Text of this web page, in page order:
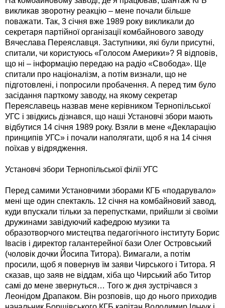
викликав зворотну реакцію – мене почали більше
поважати. Так, 3 січня вже 1989 року викликали до
секретаря партійної організації комбайнового заводу
Вячеслава Переяславця. Заступники, які були присутні,
спитали, чи користуюсь «Голосом Америки»? Я відповів,
що ні – інформацію передаю на радіо «Свобода». Ще
спитали про націоналізм, а потім визнали, що не
підготовлені, і попросили пробачення. А перед тим було
засідання парткому заводу, на якому секретар
Переяславець назвав мене керівником Тернопільської
УГС і звідкись дізнався, що наші Установчі збори мають
відбутися 14 січня 1989 року. Взяли в мене «Декларацію
принципів УГС» і почали наполягати, щоб я на 14 січня
поїхав у відрядження.
Установчі збори Тернопільської філії УГС
Перед самими Установчими зборами КГБ «подарувало»
мені ще один спектакль. 12 січня на комбайновий завод,
куди впускали тільки за перепустками, прийшли зі своїми
дружинами завідуючий кафедрою музики та
образотворчого мистецтва педагогічного інституту Борис
Івасів і директор галантерейної бази Олег Островський
(чоловік дочки Йосипа Титора). Вимагали, а потім
просили, щоб я повернув їм заяви Чирського і Титора. Я
сказав, що заяв не віддам, хіба що Чирський або Титор
самі до мене звернуться… Того ж дня зустрічався з
Леонідом Драпаком. Він розповів, що до нього приходив